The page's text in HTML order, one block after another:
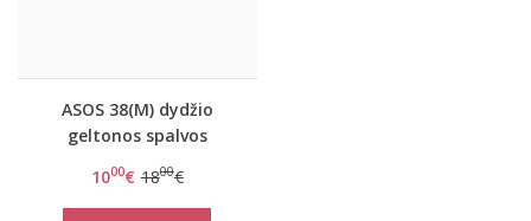
ASOS 38(M) dydžio
geltonos spalvos
1000€ 1800€